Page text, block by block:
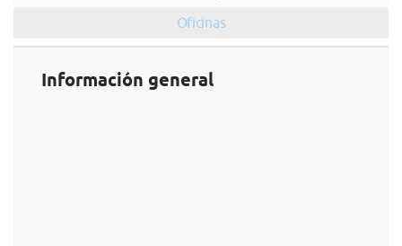
Oficinas
Información general